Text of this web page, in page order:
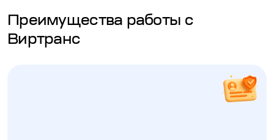
Преимущества работы с
Виртранс